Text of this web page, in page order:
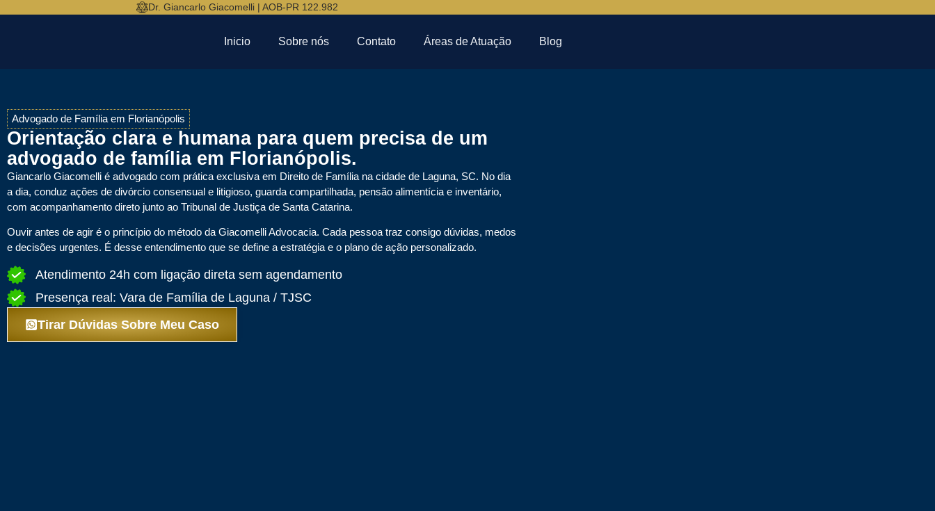
Dr. Giancarlo Giacomelli | AOB-PR 122.982
Inicio Sobre nós Contato Áreas de Atuação Blog
Advogado de Família em Florianópolis
Orientação clara e humana para quem precisa de um
advogado de família em Florianópolis.
Giancarlo Giacomelli é advogado com prática exclusiva em Direito de Família na cidade de Laguna, SC. No dia
a dia, conduz ações de divórcio consensual e litigioso, guarda compartilhada, pensão alimentícia e inventário,
com acompanhamento direto junto ao Tribunal de Justiça de Santa Catarina.
Ouvir antes de agir é o princípio do método da Giacomelli Advocacia. Cada pessoa traz consigo dúvidas, medos
e decisões urgentes. É desse entendimento que se define a estratégia e o plano de ação personalizado.
Atendimento 24h com ligação direta sem agendamento
Presença real: Vara de Família de Laguna / TJSC
Tirar Dúvidas Sobre Meu Caso